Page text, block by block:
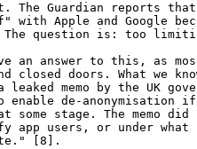
The Guardian reports
with Apple and Google
question is: too
an answer to this, as
closed doors. What we
leaked memo by the UK
de-anonymisation
some stage. The memo
app users, or under what
[8].